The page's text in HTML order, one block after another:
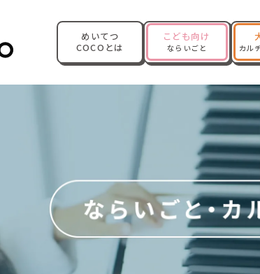
めいてつ
COCOとは
こども向け
ならいごと カル